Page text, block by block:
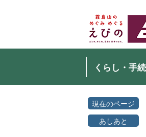
くらし・手
現在のページ
あしあと